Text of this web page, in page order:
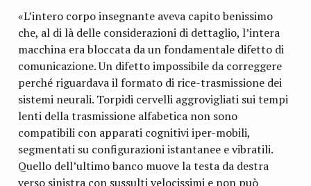
«L’intero corpo insegnante aveva capito benissimo
che, al di là delle considerazioni di dettaglio, l’intera
macchina era bloccata da un fondamentale difetto di
comunicazione. Un difetto impossibile da correggere
perché riguardava il formato di rice-trasmissione dei
sistemi neurali. Torpidi cervelli aggrovigliati sui tempi
lenti della trasmissione alfabetica non sono
compatibili con apparati cognitivi iper-mobili,
segmentati su configurazioni istantanee e vibratili.
Quello dell’ultimo banco muove la testa da destra
verso sinistra con sussulti velocissimi e non può